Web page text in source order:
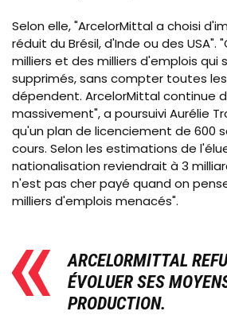
Selon elle, "ArcelorMittal a choisi
réduit du Brésil, d'Inde ou des USA".
milliers et des milliers d'emplois
supprimés, sans compter toutes
dépendent. ArcelorMittal continue
massivement", a poursuivi Aurélie
qu'un plan de licenciement de 600
cours. Selon les estimations de
nationalisation reviendrait à 3
n'est pas cher payé quand on
milliers d'emplois menacés".
ARCELORMITTAL
ÉVOLUER SES
PRODUCTION.